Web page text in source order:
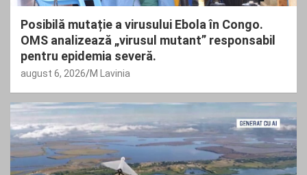
Posibilă mutație a virusului Ebola în Congo.
OMS analizează „virusul mutant” responsabil
pentru epidemia severă.
august 6, 2026 M Lavinia